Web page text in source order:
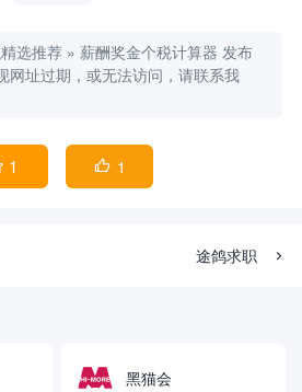
选推荐 » 薪酬奖金个税计算器 发布
网址过期，或无法访问，请联系我
1  1
途鸽求职
黑猫会